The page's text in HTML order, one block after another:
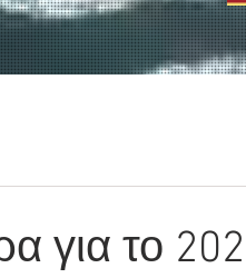
για το